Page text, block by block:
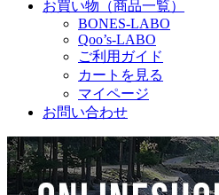
お買い物（商品一覧）
BONES-LABO
Qoo’s-LABO
ご利用ガイド
カートを見る
マイページ
お問い合わせ